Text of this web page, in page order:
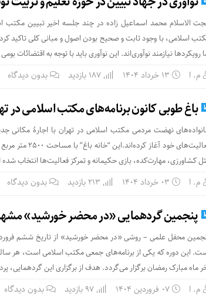
الاسلام محمد اسماعیل زاده در چند جلسه اخیر تبیین مکتب
اسلامی، با وجود ثابت و صحیح بودن اصول و مبانی کلی تاکید
رویکردها نیازمند نوآوری‌اند. این نوآوری باید با توجه به اقتضائات
م. ا ۱۳ خرداد ۱۴۰۴ بدون دیدگاه
باغ طوبی کانون برنامه‌های مکتب اسلامی در
نهضت مردمی مکتب اسلامی در تهران با اجارۀ مکانی
فعالیت‌های خود
کشاورزی، مهارت‌کده، بازی حکیمانه و تمرکز فعالیت‌ها انتخاب
م. ا ۰۳ خرداد ۱۴۰۴ بدون دیدگاه
پنجمین گردهمایی «در محضر خورشید»
این دوره که یکی از برنامه‌های جمعی مکتب اسلامی است، هر
ماه مبارک رمضان برگزار می‌گردد. هدف از برگزاری این گردهمایی،
م. ا ۰۷ فروردین ۱۴۰۴ بدون دیدگاه